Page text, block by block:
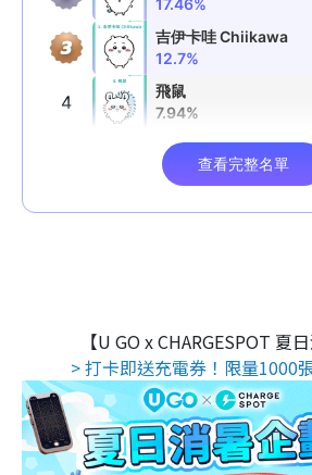
【U GO x CHARGESPOT 夏日
> 打卡即送充電券！限量1000